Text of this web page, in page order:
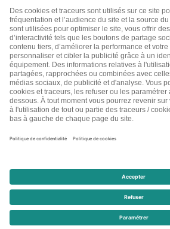
INSCRIVEZ-VOUS À
EN CLIQUANT CI-DESSUS, JE M'INSCRIS À LA
BEAUTÉ AU NATUREL
2026 - LA LETTRE BEAUT�